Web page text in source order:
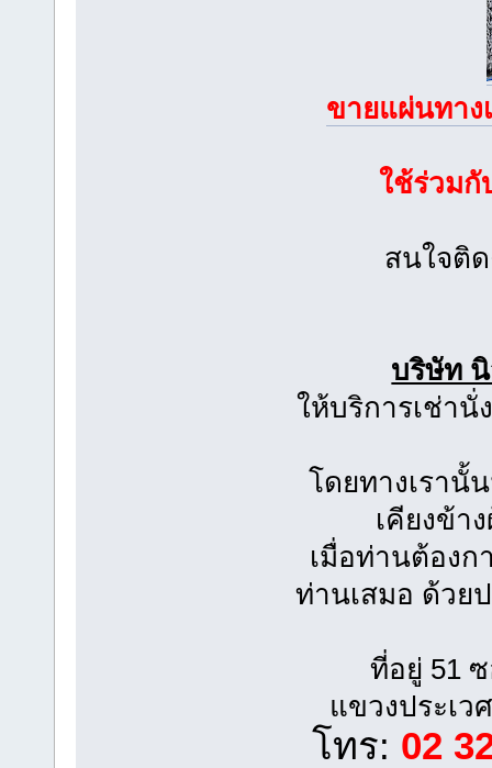
ขายแผ่นทาง
ใช้ร่วมกั
สนใจติ
บริษัท
ให้บริการเช่า
โดยทางเรานั้
เคียงข้า
เมื่อท่านต้องก
ท่านเสมอ ด้วย
ที่อยู่ 51
แขวงประเว
โทร: 02